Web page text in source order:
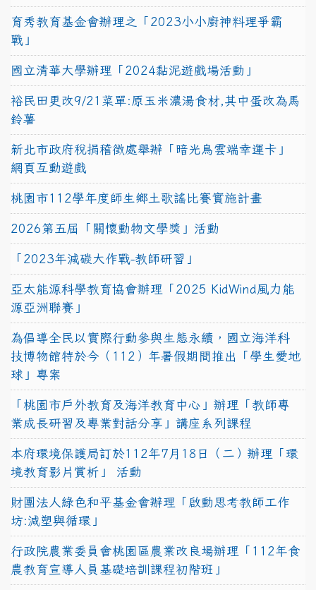
育秀教育基金會辦理之「2023小小廚神料理爭霸
戰」
國立清華大學辦理「2024黏泥遊戲場活動」
裕民田更改9/21菜單:原玉米濃湯食材,其中蛋改為馬
鈴薯
新北市政府稅捐稽徵處舉辦「暗光鳥雲端幸運卡」
網頁互動遊戲
桃園市112學年度師生鄉土歌謠比賽實施計畫
2026第五屆「關懷動物文學獎」活動
「2023年減碳大作戰-教師研習」
亞太能源科學教育協會辦理「2025 KidWind風力能
源亞洲聯賽」
為倡導全民以實際行動參與生態永續，國立海洋科
技博物館特於今（112）年暑假期間推出「學生愛地
球」專案
「桃園市戶外教育及海洋教育中心」辦理「教師專
業成長研習及專業對話分享」講座系列課程
本府環境保護局訂於112年7月18日（二）辦理「環
境教育影片賞析」 活動
財團法人綠色和平基金會辦理「啟動思考教師工作
坊:減塑與循環」
行政院農業委員會桃園區農業改良場辦理「112年食
農教育宣導人員基礎培訓課程初階班」